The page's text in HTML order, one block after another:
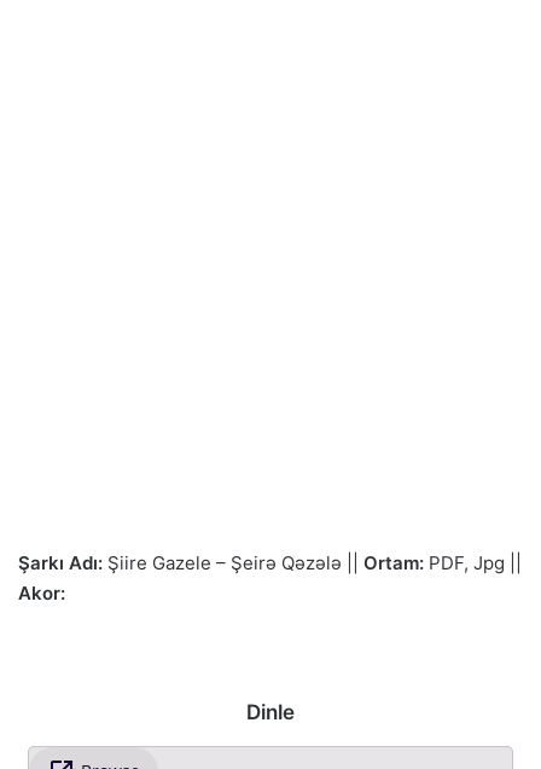
Şarkı Adı: Şiire Gazele – Şeirə Qəzələ || Ortam: PDF, Jpg ||
Akor:
Dinle